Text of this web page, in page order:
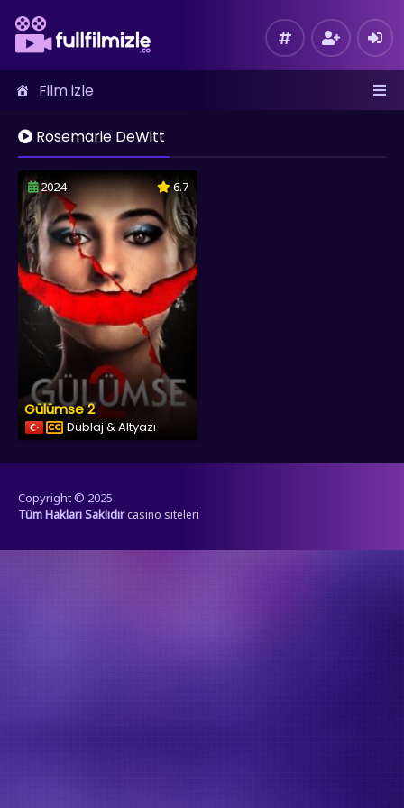
Film izle
Rosemarie DeWitt
2024 6.7
Gülümse 2
Dublaj & Altyazı
Copyright © 2025
Tüm Hakları Saklıdır casino siteleri